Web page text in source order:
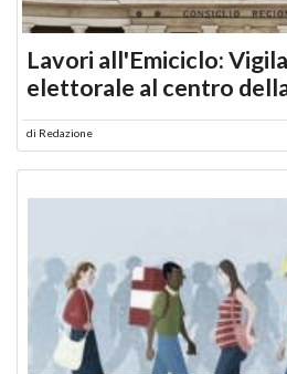
Lavori all'Emiciclo:
elettorale al centro
di Redazione